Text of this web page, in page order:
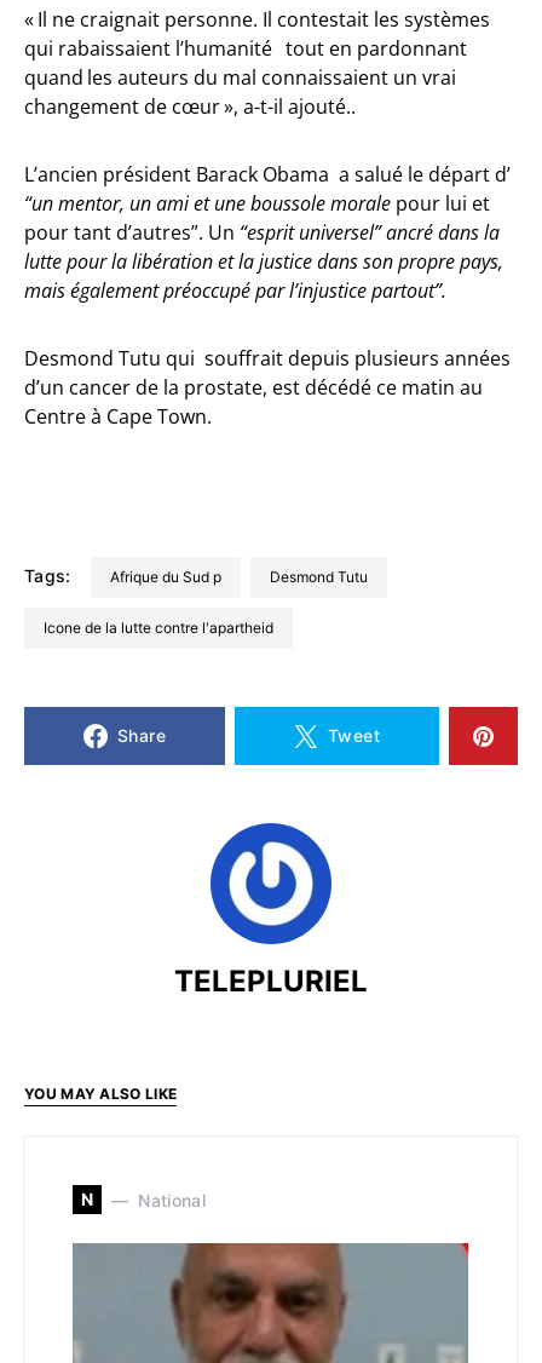
« Il ne craignait personne. Il contestait les systèmes
qui rabaissaient l’humanité tout en pardonnant
quand les auteurs du mal connaissaient un vrai
changement de cœur », a-t-il ajouté..
L’ancien président Barack Obama a salué le départ d’
“un mentor, un ami et une boussole morale pour lui et
pour tant d’autres”. Un “esprit universel”ancré dans la
lutte pour la libération et la justice dans son propre pays,
mais également préoccupé par l’injustice partout”.
Desmond Tutu qui souffrait depuis plusieurs années
d’un cancer de la prostate, est décédé ce matin au
Centre à Cape Town.
Tags: Afrique du Sud p Desmond Tutu
Icone de la lutte contre l'apartheid
Share Tweet
TELEPLURIEL
YOU MAY ALSO LIKE
N National